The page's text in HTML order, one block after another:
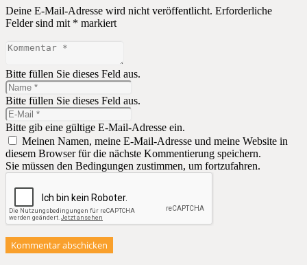
Deine E-Mail-Adresse wird nicht veröffentlicht. Erforderliche
Felder sind mit * markiert
Bitte füllen Sie dieses Feld aus.
Bitte füllen Sie dieses Feld aus.
Bitte gib eine gültige E-Mail-Adresse ein.
Meinen Namen, meine E-Mail-Adresse und meine Website in
diesem Browser für die nächste Kommentierung speichern.
Sie müssen den Bedingungen zustimmen, um fortzufahren.
Kommentar abschicken